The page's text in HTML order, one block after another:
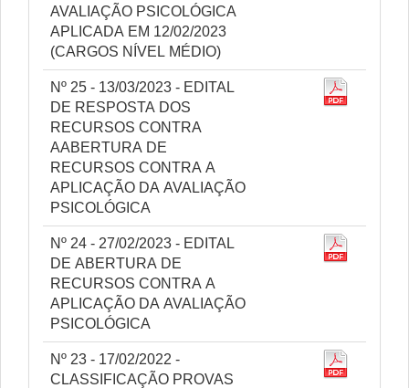
AVALIAÇÃO PSICOLÓGICA
APLICADA EM 12/02/2023
(CARGOS NÍVEL MÉDIO)
Nº 25 - 13/03/2023 - EDITAL
DE RESPOSTA DOS
RECURSOS CONTRA
AABERTURA DE
RECURSOS CONTRA A
APLICAÇÃO DA AVALIAÇÃO
PSICOLÓGICA
Nº 24 - 27/02/2023 - EDITAL
DE ABERTURA DE
RECURSOS CONTRA A
APLICAÇÃO DA AVALIAÇÃO
PSICOLÓGICA
Nº 23 - 17/02/2022 -
CLASSIFICAÇÃO PROVAS